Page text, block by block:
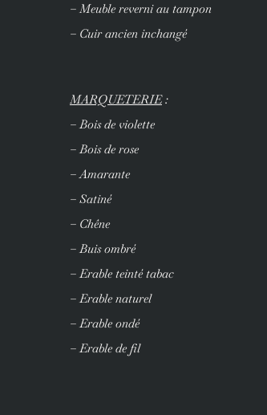
– Meuble reverni au tampon
– Cuir ancien inchangé
MARQUETERIE:
– Bois de violette
– Bois de rose
– Amarante
– Satiné
– Chêne
– Buis ombré
– Erable teinté tabac
– Erable naturel
– Erable ondé
– Erable de fil